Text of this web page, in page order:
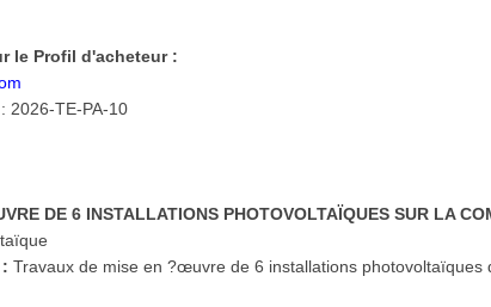
le Profil d'acheteur :
2026-TE-PA-10
DE 6 INSTALLATIONS PHOTOVOLTAÏQUES SUR LA
Travaux de mise en ?œuvre de 6 installations photovoltaïques